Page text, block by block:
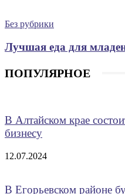
Без рубрики
Лучшая еда для
ПОПУЛЯРНОЕ
В Алтайском крае
бизнесу
12.07.2024
В Егорьевском районе